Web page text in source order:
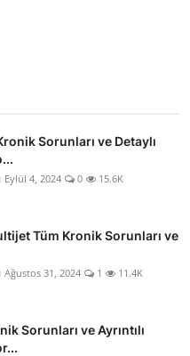
Sorunları ve Detaylı
Eylül 4, 2024 0 15.6K
Tüm Kronik Sorunları ve
Ağustos 31, 2024 1 11.4K
Sorunları ve Ayrıntılı